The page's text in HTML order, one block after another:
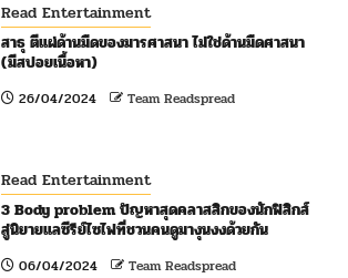
Read Entertainment
สาธุ ตีแผ่ด้านมืดของมารศาสนา ไม่ใช่ด้านมืดศาสนา
(มีสปอยเนื้อหา)
26/04/2024 Team Readspread
Read Entertainment
3 Body problem ปัญหาสุดคลาสสิกของนักฟิสิกส์
สู่นิยายแลซีรีย์ไซไฟที่ชวนคนดูมางุนงงด้วยกัน
06/04/2024 Team Readspread